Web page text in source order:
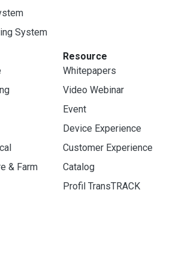
System
& Farm
Resource
Whitepapers
Video Webinar
Event
Device Experience
Customer Experience
Catalog
Profil TransTRACK